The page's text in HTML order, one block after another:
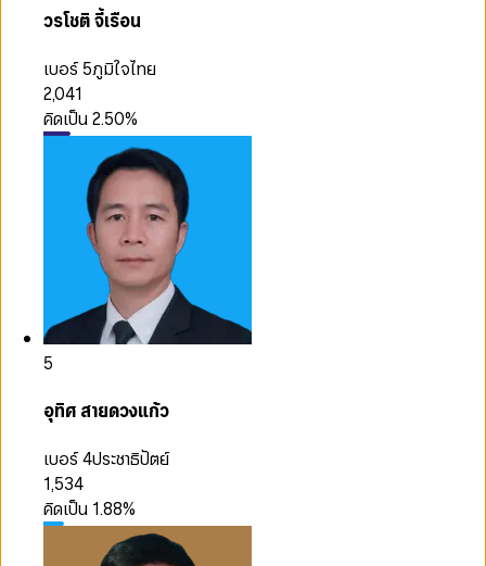
วรโชติ จี้เรือน
เบอร์ 5ภูมิใจไทย
2,041
คิดเป็น2.50%
5
อุทิศ สายดวงแก้ว
เบอร์ 4ประชาธิปัตย์
1,534
คิดเป็น 1.88%